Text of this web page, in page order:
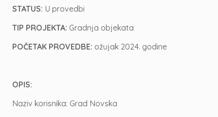
STATUS: U provedbi
TIP PROJEKTA: Gradnja objekata
POČETAK PROVEDBE: ožujak 2024. godine
OPIS:
Naziv korisnika: Grad Novska